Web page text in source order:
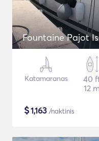
Fountaine Pajot
Katamaranas
40
12 m
$1,163 /naktinis